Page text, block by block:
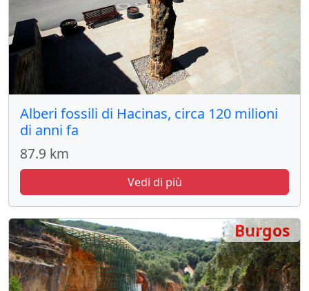
Alberi fossili di Hacinas, circa 120 milioni
di anni fa
87.9 km
Vedi di più
Burgos